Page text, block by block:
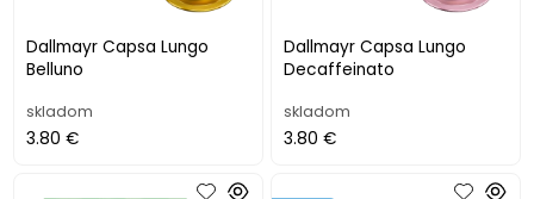
Dallmayr Capsa Lungo
Belluno
skladom
3.80 €
Dallmayr Capsa Lungo
Decaffeinato
skladom
3.80 €